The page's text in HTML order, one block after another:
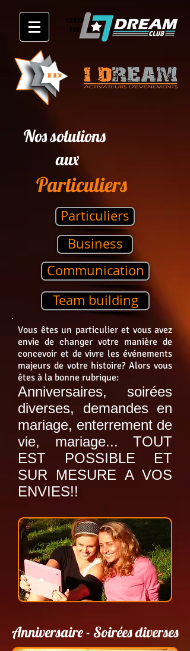
I DREAM ORGANISATION
EVENEMENT NOUMEA
Nos solutions
aux
Particuliers
Particuliers
Business
Communication
Team building
Vous êtes un particulier et vous avez
envie de changer votre manière de
concevoir et de vivre les événements
majeurs de votre histoire? Alors vous
êtes à la bonne rubrique:
Anniversaires, soirées
diverses, demandes en
mariage, enterrement de
vie, mariage... TOUT
EST POSSIBLE ET
SUR MESURE A VOS
ENVIES!!​
Anniversaire- Soirées diverses